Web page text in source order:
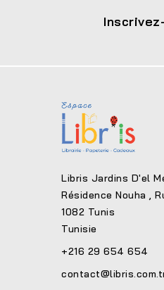
Libris Jardins D'el
Résidence Nouha ,
1082 Tunis
Tunisie
+216 29 654 654